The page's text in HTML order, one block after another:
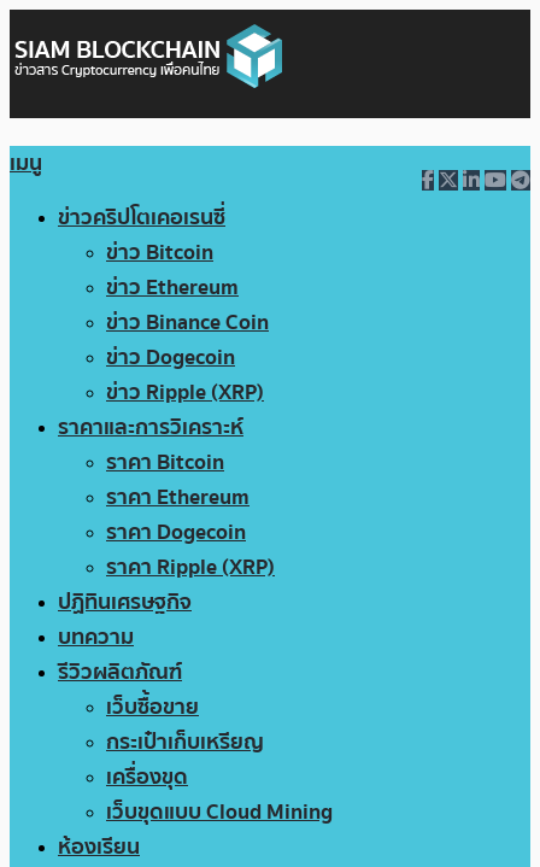
เมนู
ข่าวคริปโตเคอเรนซี่
ข่าว Bitcoin
ข่าว Ethereum
ข่าว Binance Coin
ข่าว Dogecoin
ข่าว Ripple (XRP)
ราคาและการวิเคราะห์
ราคา Bitcoin
ราคา Ethereum
ราคา Dogecoin
ราคา Ripple (XRP)
ปฏิทินเศรษฐกิจ
บทความ
รีวิวผลิตภัณฑ์
เว็บซื้อขาย
กระเป๋าเก็บเหรียญ
เครื่องขุด
เว็บขุดแบบ Cloud Mining
ห้องเรียน